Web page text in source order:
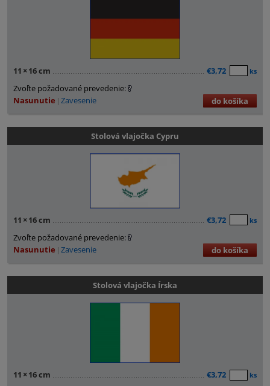
11 × 16 cm €3,72 ks
Zvoľte požadované prevedenie:
Nasunutie Zavesenie do košíka
Stolová vlajočka Cypru
11 × 16 cm €3,72 ks
Zvoľte požadované prevedenie:
Nasunutie Zavesenie do košíka
Stolová vlajočka Írska
11 × 16 cm €3,72 ks